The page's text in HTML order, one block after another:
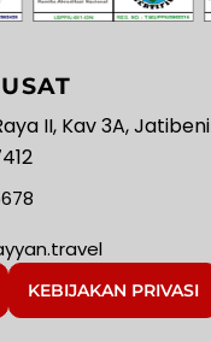
II, Kav 3A,
KEBIJAKAN PRIVASI